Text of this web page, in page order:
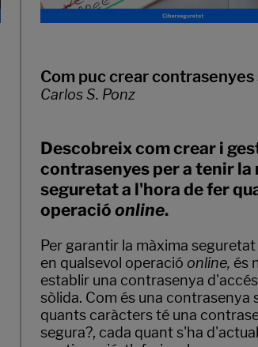
Com puc crear contrasenyes
Carlos S. Ponz
Descobreix com crear i
contrasenyes per a tenir la
seguretat a l'hora de fer
operació online.
Per garantir la màxima
en qualsevol operació online, és
establir una contrasenya
sòlida. Com és una contrasenya
quants caràcters té una
segura?, cada quant s'ha